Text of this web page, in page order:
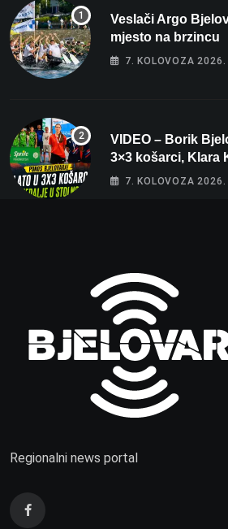
Veslači Argo
mjesto na brzincu
7. KOLOVOZA 2026.
VIDEO – Borik
3×3 košarci, Klara
Hrvatske u
7. KOLOVOZA 2026.
Regionalni news portal